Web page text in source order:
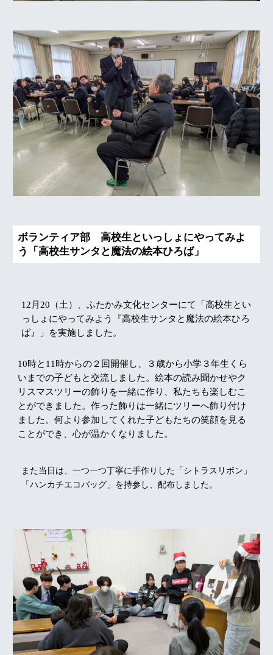
ボランティア部高校生といっしょにやってみよ
う「高校生サンタと魔法の絵本ひろば」
12月20（土）、ふたかみ文化センターにて「高校生とい
っしょにやってみよう『高校生サンタと魔法の絵本ひろ
ば』」を実施しました。
10時と11時からの２回開催し、３歳から小学３年生くら
いまでの子どもと交流しました。絵本の読み聞かせやク
リスマスツリーの飾りを一緒に作り、私たちも楽しむこ
とができました。作った飾りは一緒にツリーへ飾り付け
ました。何より参加してくれた子どもたちの笑顔を見る
ことができ、心が温かくなりました。
また当日は、一つ一つ丁寧に手作りした「シトラスリボン」
「ハンカチエコバッグ」を持参し、配布しました。